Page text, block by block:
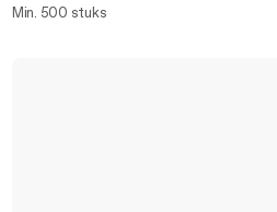
Min. 500 stuks